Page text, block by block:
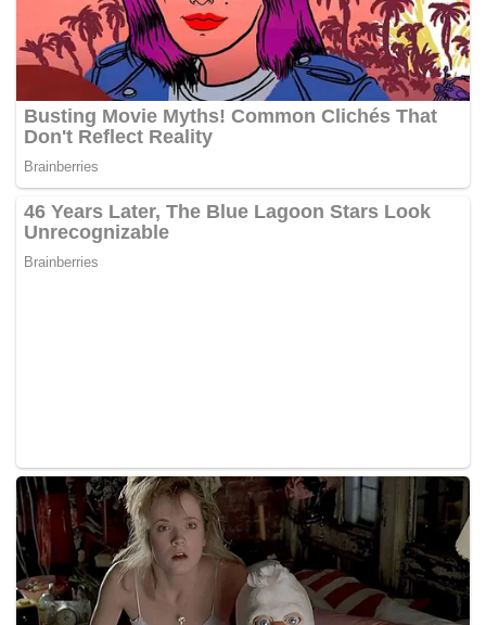
memohon mahkamah mengenakan ikat jamin berjumlah
RM10,000 sebelum tertuduh yang diwakili peguam, S.P.
Raman merayu wang jaminan dikurangkan kerana anak
guamnya perlu menyara tiga anak yang masih bersekolah.
Hakim Zanol Rashid Hussain kemudian membenarkan ikat
jamin berjumlah RM7,000 dengan seorang penjamin dan
menetapkan 26 Sept depan untuk sebutan semula kes. –
BERNAMA